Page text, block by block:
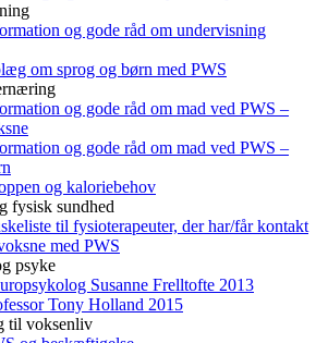
og gode råd om undervisning
om sprog og børn med PWS
og gode råd om mad ved PWS –
og gode råd om mad ved PWS –
og kaloriebehov
fysisk sundhed
til fysioterapeuter, der har/får kontakt
med PWS
psyke
Susanne Frelltofte 2013
Tony Holland 2015
til voksenliv